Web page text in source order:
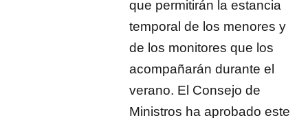
que permitirán la estancia
temporal de los menores y
de los monitores que los
acompañarán durante el
verano. El Consejo de
Ministros ha aprobado este